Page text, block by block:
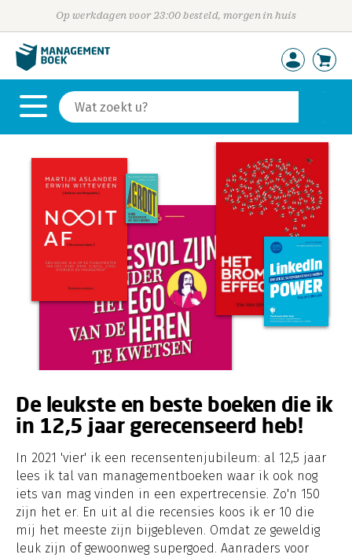
Op werkdagen voor 23:00 besteld, morgen in huis
De leukste en beste boeken die ik
in 12,5 jaar gerecenseerd heb!
In 2021 'vier' ik een recensentenjubileum: al 12,5 jaar
lees ik tal van managementboeken waar ik ook nog
iets van mag vinden in een expertrecensie. Zo'n 150
zijn het er. En uit al die recensies koos ik er 10 die
mij het meeste zijn bijgebleven. Omdat ze geweldig
leuk zijn of gewoonweg supergoed. Aanraders voor